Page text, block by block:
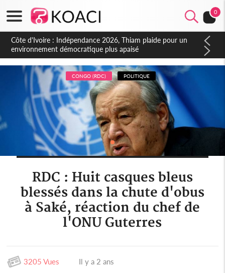
0
Côte d'Ivoire : Concours INFAS 2026, les convocations
seront disponibles à compter du samedi
CONGO (RDC) POLITIQUE
RDC : Huit casques bleus
blessés dans la chute d'obus
à Saké, réaction du chef de
l'ONU Guterres
3205 Vues Il y a 2 ans